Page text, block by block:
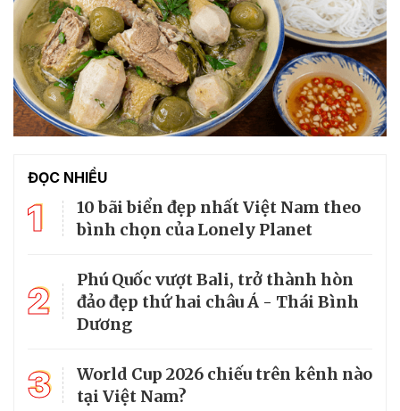
ĐỌC NHIỀU
1
10 bãi biển đẹp nhất Việt Nam theo
bình chọn của Lonely Planet
2
Phú Quốc vượt Bali, trở thành hòn
đảo đẹp thứ hai châu Á - Thái Bình
Dương
3
World Cup 2026 chiếu trên kênh nào
tại Việt Nam?